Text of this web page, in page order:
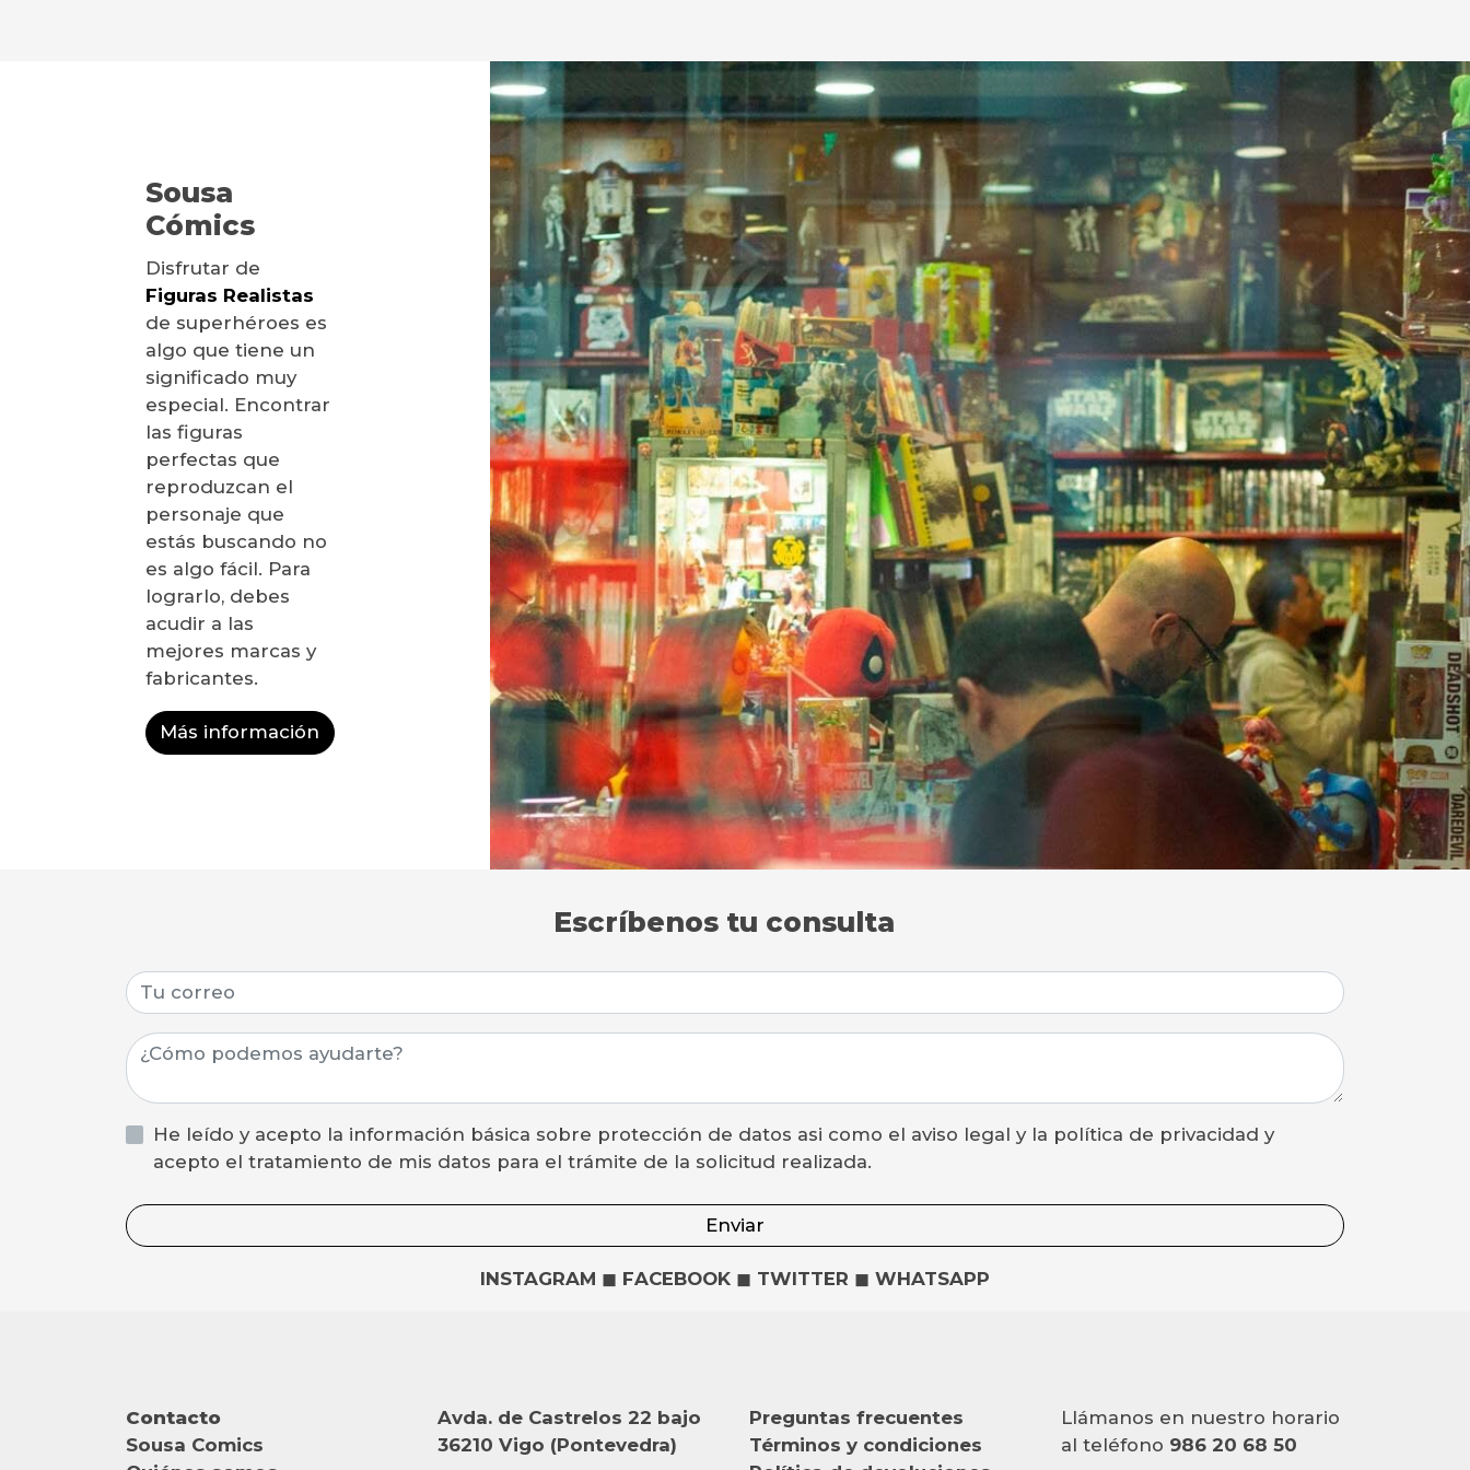
Sousa
Cómics
Disfrutar de
Figuras Realistas
de superhéroes es
algo que tiene un
significado muy
especial. Encontrar
las figuras
perfectas que
reproduzcan el
personaje que
estás buscando no
es algo fácil. Para
lograrlo, debes
acudir a las
mejores marcas y
fabricantes.
Más información
Escríbenos tu consulta
He leído y acepto la información básica sobre protección de datos asi como el aviso legal y la política de privacidad y
acepto el tratamiento de mis datos para el trámite de la solicitud realizada.
Enviar
INSTAGRAM ◼ FACEBOOK ◼ TWITTER ◼ WHATSAPP
Contacto
Sousa Comics
Avda. de Castrelos 22 bajo
36210 Vigo (Pontevedra)
Preguntas frecuentes
Términos y condiciones
Llámanos en nuestro horario
al teléfono 986 20 68 50